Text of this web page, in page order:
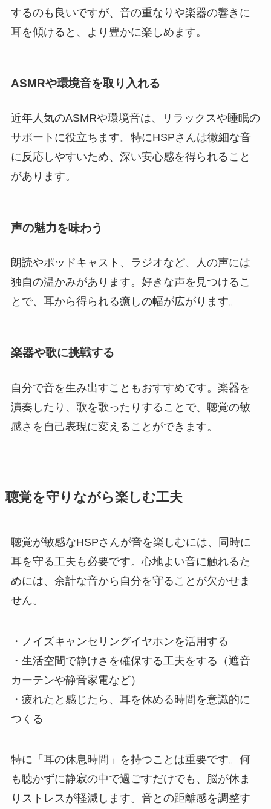
するのも良いですが、音の重なりや楽器の響きに
耳を傾けると、より豊かに楽しめます。
ASMRや環境音を取り入れる
近年人気のASMRや環境音は、リラックスや睡眠の
サポートに役立ちます。特にHSPさんは微細な音
に反応しやすいため、深い安心感を得られること
があります。
声の魅力を味わう
朗読やポッドキャスト、ラジオなど、人の声には
独自の温かみがあります。好きな声を見つけるこ
とで、耳から得られる癒しの幅が広がります。
楽器や歌に挑戦する
自分で音を生み出すこともおすすめです。楽器を
演奏したり、歌を歌ったりすることで、聴覚の敏
感さを自己表現に変えることができます。
聴覚を守りながら楽しむ工夫
聴覚が敏感なHSPさんが音を楽しむには、同時に
耳を守る工夫も必要です。心地よい音に触れるた
めには、余計な音から自分を守ることが欠かせま
せん。
・ノイズキャンセリングイヤホンを活用する
・生活空間で静けさを確保する工夫をする（遮音
カーテンや静音家電など）
・疲れたと感じたら、耳を休める時間を意識的に
つくる
特に「耳の休息時間」を持つことは重要です。何
も聴かずに静寂の中で過ごすだけでも、脳が休ま
りストレスが軽減します。音との距離感を調整す